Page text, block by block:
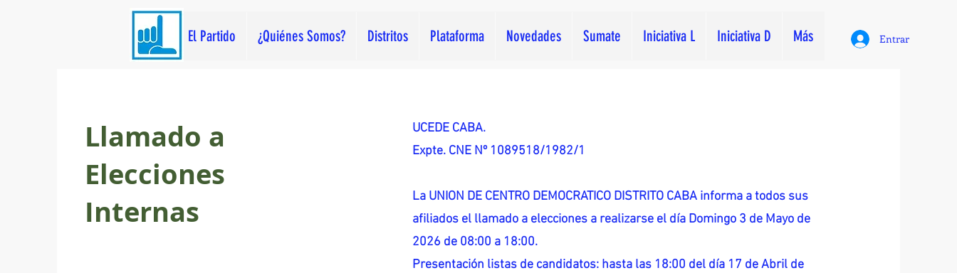
El Partido ¿Quiénes Somos? Distritos Plataforma Novedades Sumate Iniciativa L Iniciativa D Más Entrar
Llamado a
Elecciones
Internas
UCEDE CABA.
Expte. CNE Nº 1089518/1982/1
La UNION DE CENTRO DEMOCRATICO DISTRITO CABA informa a todos sus
afiliados el llamado a elecciones a realizarse el día Domingo 3 de Mayo de
2026 de 08:00 a 18:00.
Presentación listas de candidatos: hasta las 18:00 del día 17 de Abril de